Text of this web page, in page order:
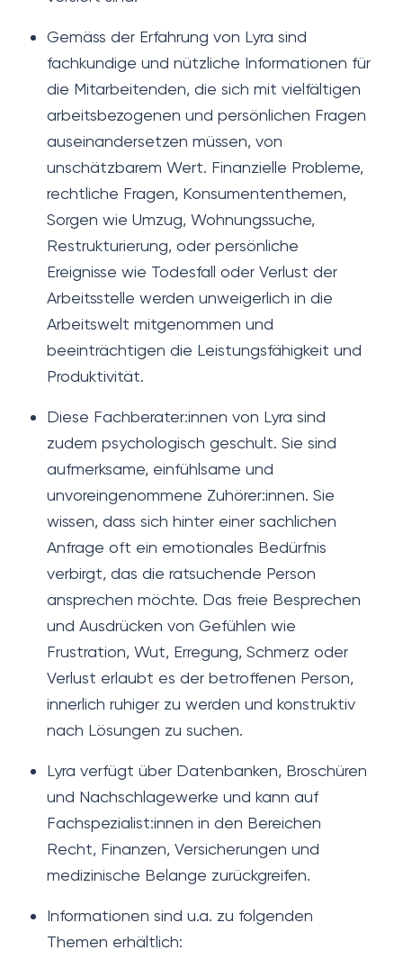
Gemäss der Erfahrung von Lyra sind
fachkundige und nützliche Informationen für
die Mitarbeitenden, die sich mit vielfältigen
arbeitsbezogenen und persönlichen Fragen
auseinandersetzen müssen, von
unschätzbarem Wert. Finanzielle Probleme,
rechtliche Fragen, Konsumententhemen,
Sorgen wie Umzug, Wohnungssuche,
Restrukturierung, oder persönliche
Ereignisse wie Todesfall oder Verlust der
Arbeitsstelle werden unweigerlich in die
Arbeitswelt mitgenommen und
beeinträchtigen die Leistungsfähigkeit und
Produktivität.
Diese Fachberater:innen von Lyra sind
zudem psychologisch geschult. Sie sind
aufmerksame, einfühlsame und
unvoreingenommene Zuhörer:innen. Sie
wissen, dass sich hinter einer sachlichen
Anfrage oft ein emotionales Bedürfnis
verbirgt, das die ratsuchende Person
ansprechen möchte. Das freie Besprechen
und Ausdrücken von Gefühlen wie
Frustration, Wut, Erregung, Schmerz oder
Verlust erlaubt es der betroffenen Person,
innerlich ruhiger zu werden und konstruktiv
nach Lösungen zu suchen.
Lyra verfügt über Datenbanken, Broschüren
und Nachschlagewerke und kann auf
Fachspezialist:innen in den Bereichen
Recht, Finanzen, Versicherungen und
medizinische Belange zurückgreifen.
Informationen sind u.a. zu folgenden
Themen erhältlich: